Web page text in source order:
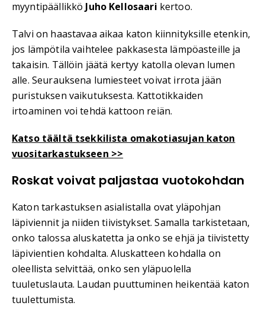
myyntipäällikkö Juho Kellosaari kertoo.
Talvi on haastavaa aikaa katon kiinnityksille etenkin,
jos lämpötila vaihtelee pakkasesta lämpöasteille ja
takaisin. Tällöin jäätä kertyy katolla olevan lumen
alle. Seurauksena lumiesteet voivat irrota jään
puristuksen vaikutuksesta. Kattotikkaiden
irtoaminen voi tehdä kattoon reiän.
Katso täältä tsekkilista omakotiasujan katon
vuositarkastukseen >>
Roskat voivat paljastaa vuotokohdan
Katon tarkastuksen asialistalla ovat yläpohjan
läpiviennit ja niiden tiivistykset. Samalla tarkistetaan,
onko talossa aluskatetta ja onko se ehjä ja tiivistetty
läpivientien kohdalta. Aluskatteen kohdalla on
oleellista selvittää, onko sen yläpuolella
tuuletuslauta. Laudan puuttuminen heikentää katon
tuulettumista.